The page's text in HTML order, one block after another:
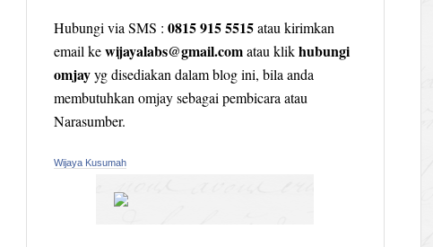
Hubungi via SMS : 0815 915 5515atau kirimkan
email kewijayalabs@gmail.comatau klikhubungi
omjayyg disediakan dalam blog ini, bila anda
membutuhkan omjay sebagai pembicara atau
Narasumber.
Wijaya Kusumah